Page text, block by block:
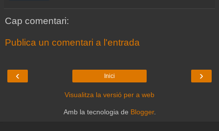
Cap comentari:
Publica un comentari a l'entrada
‹ ›
Inici
Visualitza la versió per a web
Amb la tecnologia de Blogger.